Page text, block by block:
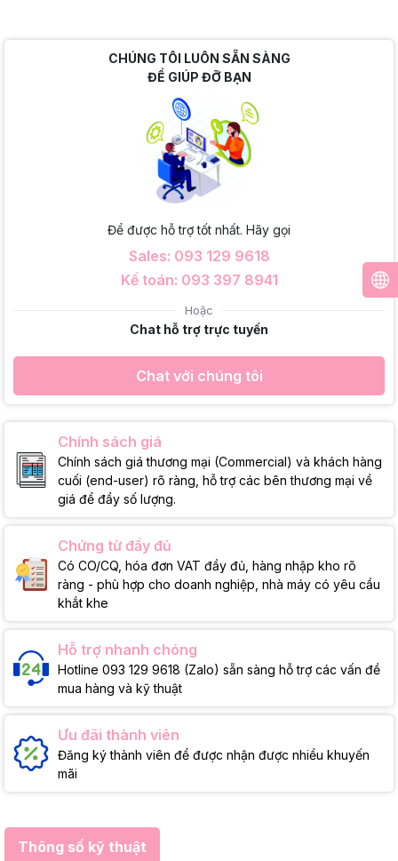
CHÚNG TÔI LUÔN SẴN SÀNG
ĐỂ GIÚP ĐỠ BẠN
Để được hỗ trợ tốt nhất. Hãy gọi
Sales: 093 129 9618
Kế toán: 093 397 8941
Hoặc
Chat hỗ trợ trực tuyến
Chat với chúng tôi
Chính sách giá
Chính sách giá thương mại (Commercial) và khách hàng
cuối (end-user) rõ ràng, hỗ trợ các bên thương mại về
giá để đẩy số lượng.
Chứng từ đầy đủ
Có CO/CQ, hóa đơn VAT đầy đủ, hàng nhập kho rõ
ràng - phù hợp cho doanh nghiệp, nhà máy có yêu cầu
khắt khe
Hỗ trợ nhanh chóng
Hotline 093 129 9618 (Zalo) sẵn sàng hỗ trợ các vấn đề
mua hàng và kỹ thuật
Ưu đãi thành viên
Đăng ký thành viên để được nhận được nhiều khuyến
mãi
Thông số kỹ thuật